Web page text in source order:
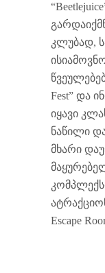
კლუბად,
Fest” და
იყავი
ნაწილი
მხარი
Escape